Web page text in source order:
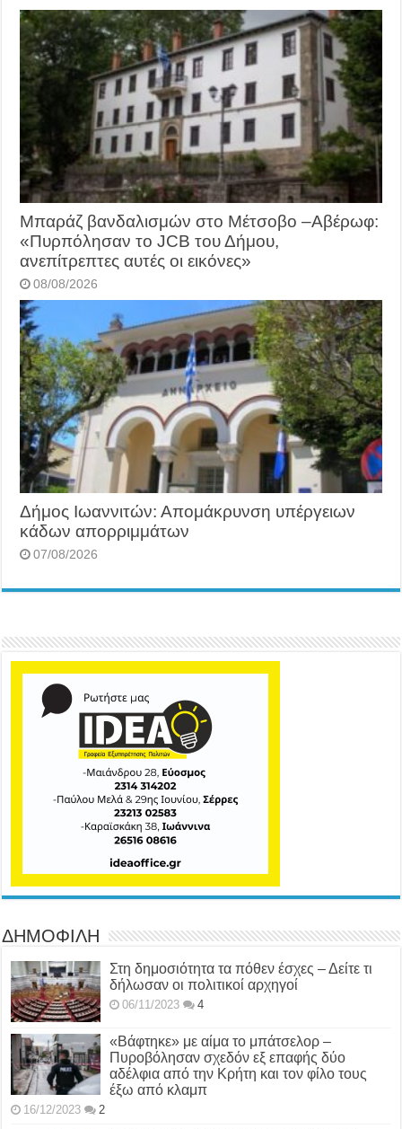
Μπαράζ βανδαλισμών στο Μέτσοβο –Αβέρωφ:
«Πυρπόλησαν το JCB του Δήμου,
ανεπίτρεπτες αυτές οι εικόνες»
08/08/2026
Δήμος Ιωαννιτών: Απομάκρυνση υπέργειων
κάδων απορριμμάτων
07/08/2026
ΔΗΜΟΦΙΛΗ
Στη δημοσιότητα τα πόθεν έσχες – Δείτε τι
δήλωσαν οι πολιτικοί αρχηγοί
06/11/2023 4
«Βάφτηκε» με αίμα το μπάτσελορ –
Πυροβόλησαν σχεδόν εξ επαφής δύο
αδέλφια από την Κρήτη και τον φίλο τους
έξω από κλαμπ
16/12/2023 2